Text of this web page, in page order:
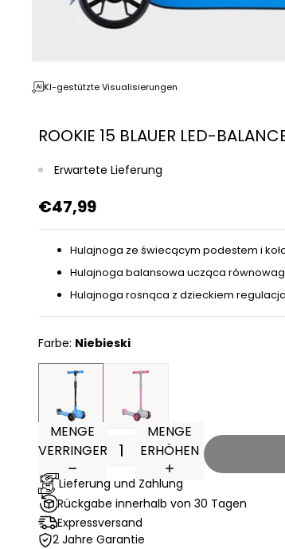
KI-gestützte Visualisierungen
ROOKIE 15 BLAUER LED-
Erwartete Lieferung
€47,99
Hulajnoga ze świecącym podestem i
Hulajnoga balansowa ucząca
Hulajnoga rosnąca z dzieckiem
Farbe: Niebieski
MENGE
VERRINGERN
MENGE
ERHÖHEN
Lieferung und Zahlung
Rückgabe innerhalb von 30 Tagen
Expressversand
2 Jahre Garantie